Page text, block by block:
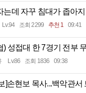
는데 자꾸 침대가 좁아
Lv.94 조회 2299 추천 1 09:41
) 성접대 한 7경기 전부
Lv.86 조회 1836 09:38
]손현보 목사...백악관서